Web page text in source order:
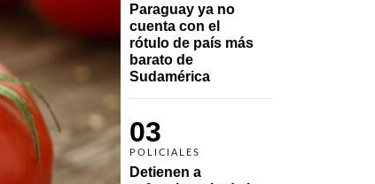
Paraguay ya no
cuenta con el
rótulo de país más
barato de
Sudamérica
03
POLICIALES
Detienen a